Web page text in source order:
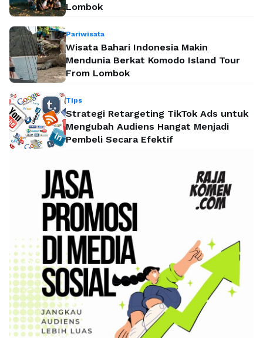
Lombok
Pariwisata
Wisata Bahari Indonesia Makin
Mendunia Berkat Komodo Island Tour
From Lombok
Tips
Strategi Retargeting TikTok Ads untuk
Mengubah Audiens Hangat Menjadi
Pembeli Secara Efektif